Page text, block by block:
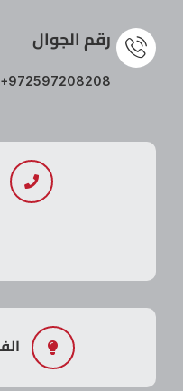
رقم الجوال
+972597208208